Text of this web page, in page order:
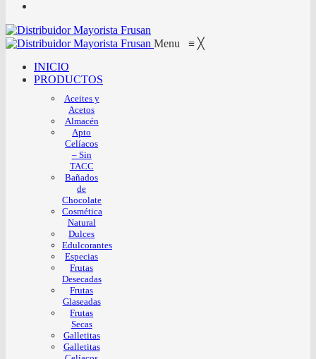
Menu ≡ ╳
INICIO
PRODUCTOS
Aceites y
Acetos
Almacén
Apto
Celíacos
– Sin
TACC
Bañados
de
Chocolate
Cosmética
Natural
Dulces
Edulcorantes
Especias
Frutas
Desecadas
Frutas
Glaseadas
Frutas
Secas
Galletitas
Galletitas